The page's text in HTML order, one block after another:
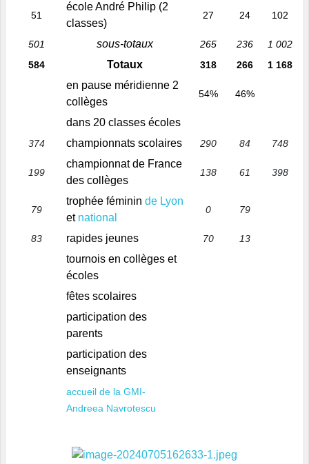
51
école André Philip (2
classes)
27 24 102
501 sous-totaux 265 236
1 002
584
Totaux 318 266 1 168
en pause méridienne 2
collèges
54% 46%
dans 20 classes écoles
374 championnats scolaires 290 84 748
199
championnat de France
des collèges
138 61 398
79
trophée féminin de Lyon
et national
0 79
83 rapides jeunes 70 13
tournois en collèges et
écoles
fêtes scolaires
participation des
parents
participation des
enseignants
accueil de la GMI-
Andreea Navrotescu